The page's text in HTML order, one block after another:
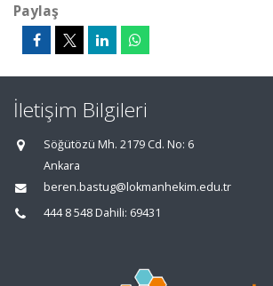
Paylaş
İletişim Bilgileri
Söğütözü Mh. 2179 Cd. No: 6
Ankara
beren.bastug@lokmanhekim.edu.tr
444 8 548 Dahili: 69431